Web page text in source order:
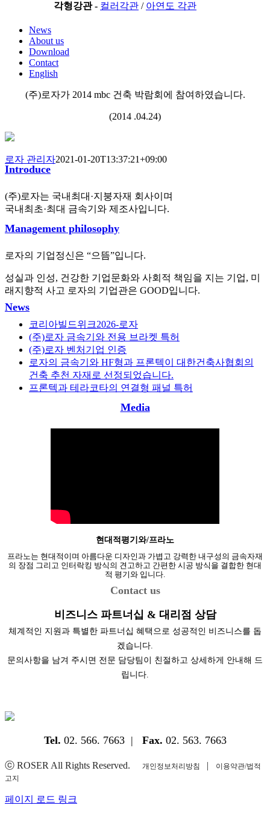
각형강관 - 컬러각관 / 아연도 각관
News
About us
Download
Contact
English
(주)로자가 2014 mbc 건축 박람회에 참여하였습니다.
(2014 .04.24)
로자 관리자2021-01-20T13:37:21+09:00
Introduce
(주)로자는 국내최대·지붕자재 회사이며
국내최초·최대 금속기와 제조사입니다.
Management philosophy
로자의 기업정신은 “으뜸”입니다.
성실과 인성, 건강한 기업문화와 사회적 책임을 지는 기업, 미
래지향적 사고 로자의 기업관은 GOOD입니다.
News
코리아빌드위크2026-로자
(주)로자 금속기와 전용 브라켓 특허
(주)로자 벤처기업 인증
로자의 금속기와 HF형과 프론텍이 대한건축사협회의
건축 추천 자재로 선정되었습니다.
프론텍과 테라코타의 연결형 패널 특허
Media
현대적평기와/프라노
프라노는 현대적이며 아름다운 디자인과 가볍고 강력한 내구성의 금속자재
의 장점 그리고 인터락킹 방식의 견고하고 간편한 시공 방식을 결합한 현대
적 평기와 입니다.
Contact us
비즈니스 파트너십 & 대리점 상담
체계적인 지원과 특별한 파트너십 혜택으로 성공적인 비즈니스를 돕
겠습니다.
문의사항을 남겨 주시면 전문 담당팀이 친절하고 상세하게 안내해 드
립니다.
Tel. 02. 566. 7663 | Fax. 02. 563. 7663
ⓒ ROSER All Rights Reserved. 개인정보처리방침 |
이용약관/법적
고지
YouTube
Instagram
Facebook
Blogger
페이지 로드 링크